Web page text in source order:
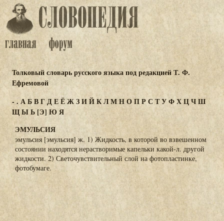
Толковый словарь русского языка под редакцией Т. Ф.
Ефремовой
- . АБВГДЕЁЖЗИЙКЛМНОПР С ТУФХЦЧШ
ЩЫЬ[Э] ЮЯ
ЭМУЛЬСИЯ
эмульсия [эмульсия] ж. 1) Жидкость, в которой во взвешенном
состоянии находятся нерастворимые капельки какой-л. другой
жидкости. 2) Светочувствительный слой на фотопластинке,
фотобумаге.